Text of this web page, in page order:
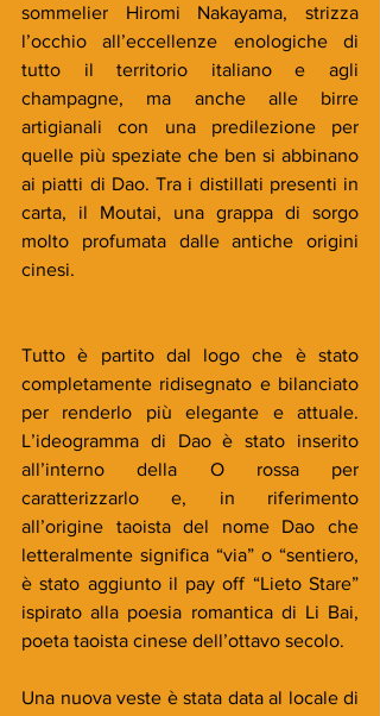
sommelier Hiromi Nakayama, strizza
l’occhio all’eccellenze enologiche di
tutto il territorio italiano e agli
champagne, ma anche alle birre
artigianali con una predilezione per
quelle più speziate che ben si abbinano
ai piatti di Dao. Tra i distillati presenti in
carta, il Moutai, una grappa di sorgo
molto profumata dalle antiche origini
cinesi.
Tutto è partito dal logo che è stato
completamente ridisegnato e bilanciato
per renderlo più elegante e attuale.
L’ideogramma di Dao è stato inserito
all’interno della O rossa per
caratterizzarlo e, in riferimento
all’origine taoista del nome Dao che
letteralmente significa “via” o “sentiero,
è stato aggiunto il pay off “Lieto Stare”
ispirato alla poesia romantica di Li Bai,
poeta taoista cinese dell’ottavo secolo.
Una nuova veste è stata data al locale di